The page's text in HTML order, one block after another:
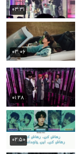
۰۳:۳۱
۰۳:۰۶
۰۱:۲۸
۰۲:۵۰